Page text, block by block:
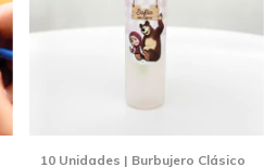
10 Unidades | Burbujero Clásico